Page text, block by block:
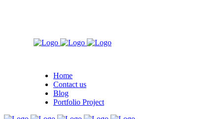
Home
Contact us
Blog
Portfolio Project